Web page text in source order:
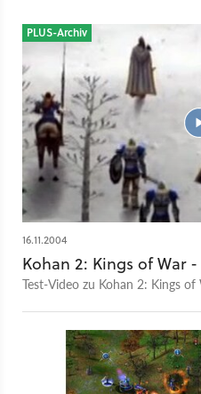
PLUS-Archiv
16.11.2004
Kohan 2: Kings of War
Test-Video zu Kohan 2: Kings of